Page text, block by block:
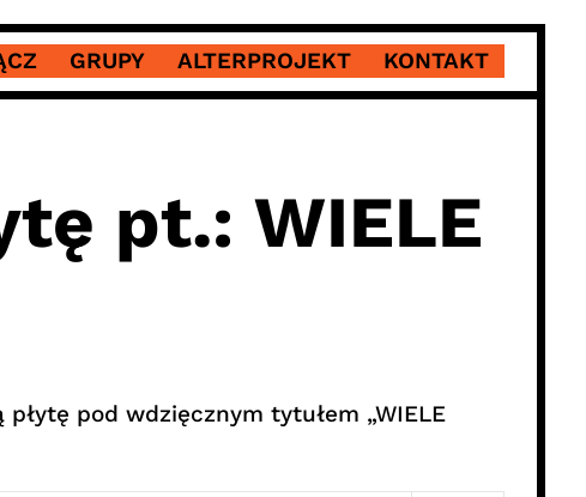
GRUPY ALTERPROJEKT KONTAKT
pt.: WIELE
pod wdzięcznym tytułem „WIELE